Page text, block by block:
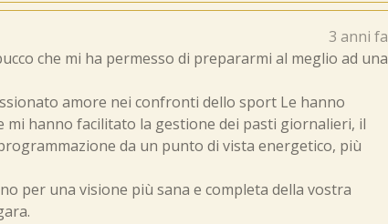
3 anni fa
che mi ha permesso di prepararmi al meglio ad una
amore nei confronti dello sport Le hanno
mi hanno facilitato la gestione dei pasti giornalieri, il
da un punto di vista energetico, più
per una visione più sana e completa della vostra